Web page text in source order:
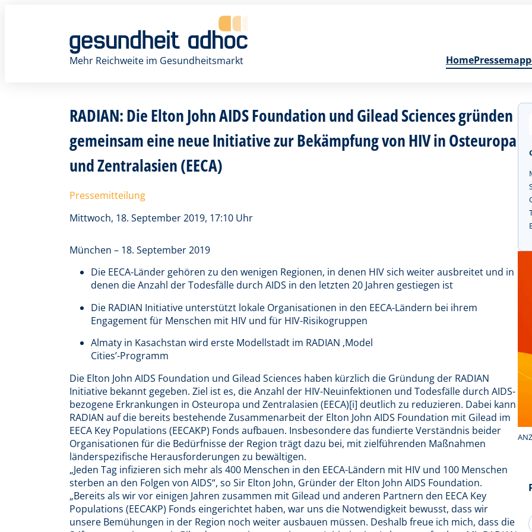
Mehr Reichweite im Gesundheitsmarkt
Home
RADIAN: Die Elton John AIDS Foundation und Gilead Sciences gründen
gemeinsam eine neue Initiative zur Bekämpfung von HIV in Osteuropa
und Zentralasien (EECA)
Pressemitteilung
Mittwoch, 18. September 2019, 17:10 Uhr
München – 18. September 2019
Die EECA-Länder gehören zu den wenigen Regionen, in denen HIV sich weiter ausbreitet und in
denen die Anzahl der Todesfälle durch AIDS in den letzten 20 Jahren gestiegen ist
Die RADIAN Initiative unterstützt lokale Organisationen in den EECA-Ländern bei ihrem
Engagement für Menschen mit HIV und für HIV-Risikogruppen
Almaty in Kasachstan wird erste Modellstadt im RADIAN ,Model
Cities’-Programm
Die Elton John AIDS Foundation und Gilead Sciences haben kürzlich die Gründung der RADIAN
Initiative bekannt gegeben. Ziel ist es, die Anzahl der HIV-Neuinfektionen und Todesfälle durch AIDS-
bezogene Erkrankungen in Osteuropa und Zentralasien (EECA)[i] deutlich zu reduzieren. Dabei kann
RADIAN auf die bereits bestehende Zusammenarbeit der Elton John AIDS Foundation mit Gilead im
EECA Key Populations (EECAKP) Fonds aufbauen. Insbesondere das fundierte Verständnis beider
Organisationen für die Bedürfnisse der Region trägt dazu bei, mit zielführenden Maßnahmen
länderspezifische Herausforderungen zu bewältigen.
„Jeden Tag infizieren sich mehr als 400 Menschen in den EECA-Ländern mit HIV und 100 Menschen
sterben an den Folgen von AIDS“, so Sir Elton John, Gründer der Elton John AIDS Foundation.
„Bereits als wir vor einigen Jahren zusammen mit Gilead und anderen Partnern den EECA Key
Populations (EECAKP) Fonds eingerichtet haben, war uns die Notwendigkeit bewusst, dass wir
unsere Bemühungen in der Region noch weiter ausbauen müssen. Deshalb freue ich mich, dass die